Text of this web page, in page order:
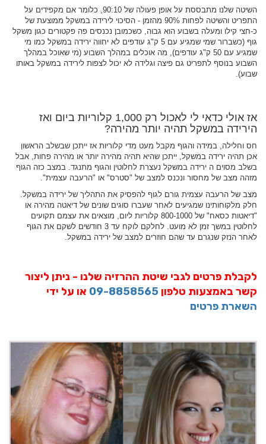
השיטה שלנו מתבססת על אופן פעולה של 90:10, כלומר אם מקפידים על
התפריט והשיטה לפחות 90% מהזמן - הסיכוי לירידה במשקל ממוצעת של
כ-חצי קילו ומעלה בשבוע הוא גבוה, כשכמובן נכנסים פה פקטורים כגון משקל
גוף (כשברור שמי שמגיע עם 5 ק"ג עודפים לא יחווה ירידה במשקל כמו מי
שמגיע עם 50 ק"ג עודפים), מה אוכלים במהלך השבוע (מי שאוכל במהלך
השבוע בנוסף לתפריט גם פיצה וגלידה לא יכול לצפות לירידה במשקל באותו
שבוע).
אז אולי כדאי לי לאכול רק 1,000 קלוריות ביום ואז
הירידה במשקל תהיה יותר מהירה?
חס וחלילה, במידה והגוף מקבל מעט מדי קלוריות אז ייתכן שבשלב הראשון
אכן תהיה ירידה במשקל, ייתכן שהיא תהיה מהירה יותר או מהירה פחות, אבל
בשלב מסוים ה ירידה במשקל נעצרת לחלוטין והגוף מתנגד. במצב כזה הגוף
מזהה מצב של מחסור ונכנס למצב של "סטרס" או "הרעבה עצמית".
מצב של הרעבה עצמית גורם לגוף להפסיק את התהליך של ירידה במשקל.
חלק מלקוחותינו שמגיעים לאחר שעברו סוגים שונים של דיאטה מהירה או
"דיאטות כסאח" של 800-1000 קלוריות ליום, מוצאים את עצמם תקועים
לחלוטין במשך זמן לא מועט. לחלקם לוקח עד 3 חודשים לשקם את הגוף
לאחר הנזק שנגרם עד שהם חוזרים למצב של ירידה במשקל.
לקבלת פרטים לגבי שיטת ההרזיה שלנו - ניתן ליצור
קשר באמצעות טלפון 09-8858565 או על ידי
השארת פרטים